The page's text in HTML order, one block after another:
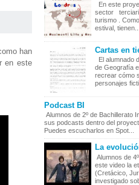
han
en este
En este
sector
turismo .
estival, tienen...
Cartas en
El alumnado
de Geografía
recrear cómo
personajes
Podcast BI
Alumnos de 2º de Bachillerato
sus podcasts dentro del
Puedes escucharlos en Spot...
La
Alumnos de
este video la
(Cretácico,
investigado